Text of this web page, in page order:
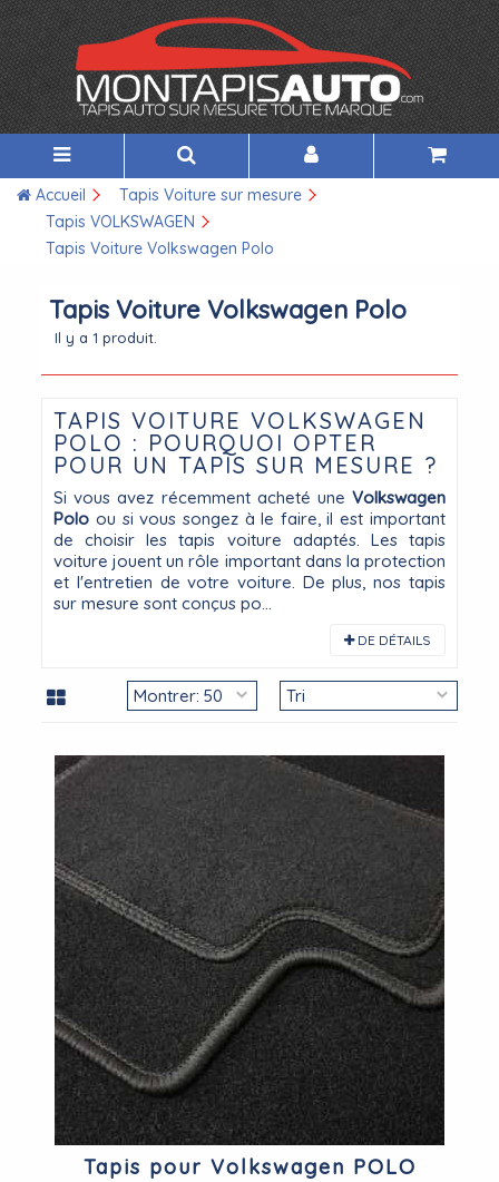
Accueil
Tapis Voiture sur mesure
Tapis VOLKSWAGEN
Tapis Voiture Volkswagen Polo
Tapis Voiture Volkswagen Polo
Il y a 1 produit.
TAPIS VOITURE VOLKSWAGEN
POLO : POURQUOI OPTER
POUR UN TAPIS SUR MESURE ?
Si vous avez récemment acheté une Volkswagen
Polo ou si vous songez à le faire, il est important
de choisir les tapis voiture adaptés. Les tapis
voiture jouent un rôle important dans la protection
et l'entretien de votre voiture. De plus, nos tapis
sur mesure sont conçus po...
DE DÉTAILS
Tapis pour Volkswagen POLO